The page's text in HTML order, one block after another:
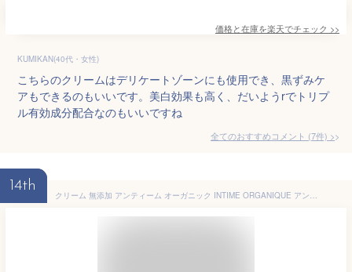
価格と在庫を楽天でチェック >>
KUMIKAN(40代・女性)
こちらのクリームはデリケートゾーンにも使用でき、黒ずみケ
アもできるのもいいです。美白効果も高く、だいようrでトリプ
ル有効成分配合なのもいいですね
全てのおすすめコメント (7件) >
14th
クリーム 無添加 アンティーム オーガニック INTIME ORGANIQUE アンティーム ホワイトクリーム 100ml デリケートゾーン 黒ずみ 購入金額別特典あり 正規品 天然 ナチュラル 専用 保湿 専用 vio